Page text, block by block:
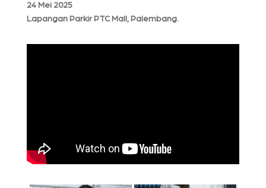
24 Mei 2025
Lapangan Parkir PTC Mall, Palembang.